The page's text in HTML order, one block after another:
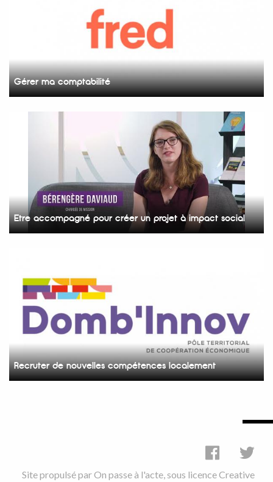
Gérer ma comptabilité
Etre accompagné pour créer un projet à impact social
Recruter de nouvelles compétences localement
Site propulsé parOn passe à l'acte , sous licenceCreative